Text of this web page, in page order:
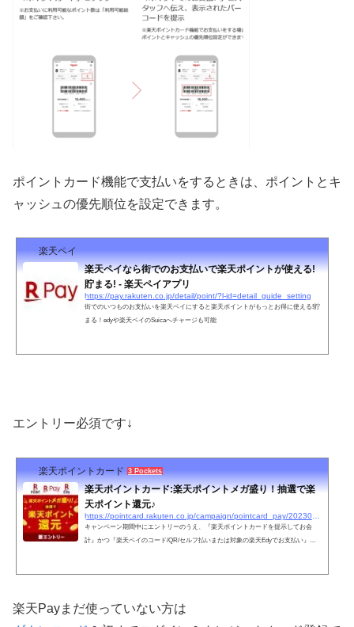
ポイントカード機能で支払いをするときは、ポイントとキ
ャッシュの優先順位を設定できます。
楽天ペイ
楽天ペイなら街でのお支払いで楽天ポイントが使える!
貯まる! - 楽天ペイアプリ
https://pay.rakuten.co.jp/detail/point/?l-id=detail_guide_setting
街でのいつものお支払いを楽天ペイにすると楽天ポイントがもっとお得に使える!貯
まる！edyや楽天ペイのSuicaへチャージも可能
エントリー必須です↓
楽天ポイントカード 3 Pockets
楽天ポイントカード:楽天ポイントメガ盛り！抽選で楽
天ポイント還元♪
キャンペーン期間中にエントリーのうえ、『楽天ポイントカードを提示してお会
計』かつ『楽天ペイのコード/QR/セルフ払いまたは対象の楽天Edyでお支払い』を
楽天Payまだ使っていない方は